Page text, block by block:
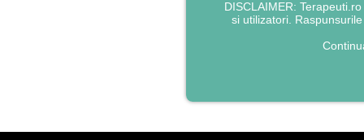
DISCLAIMER:
si utilizatori.